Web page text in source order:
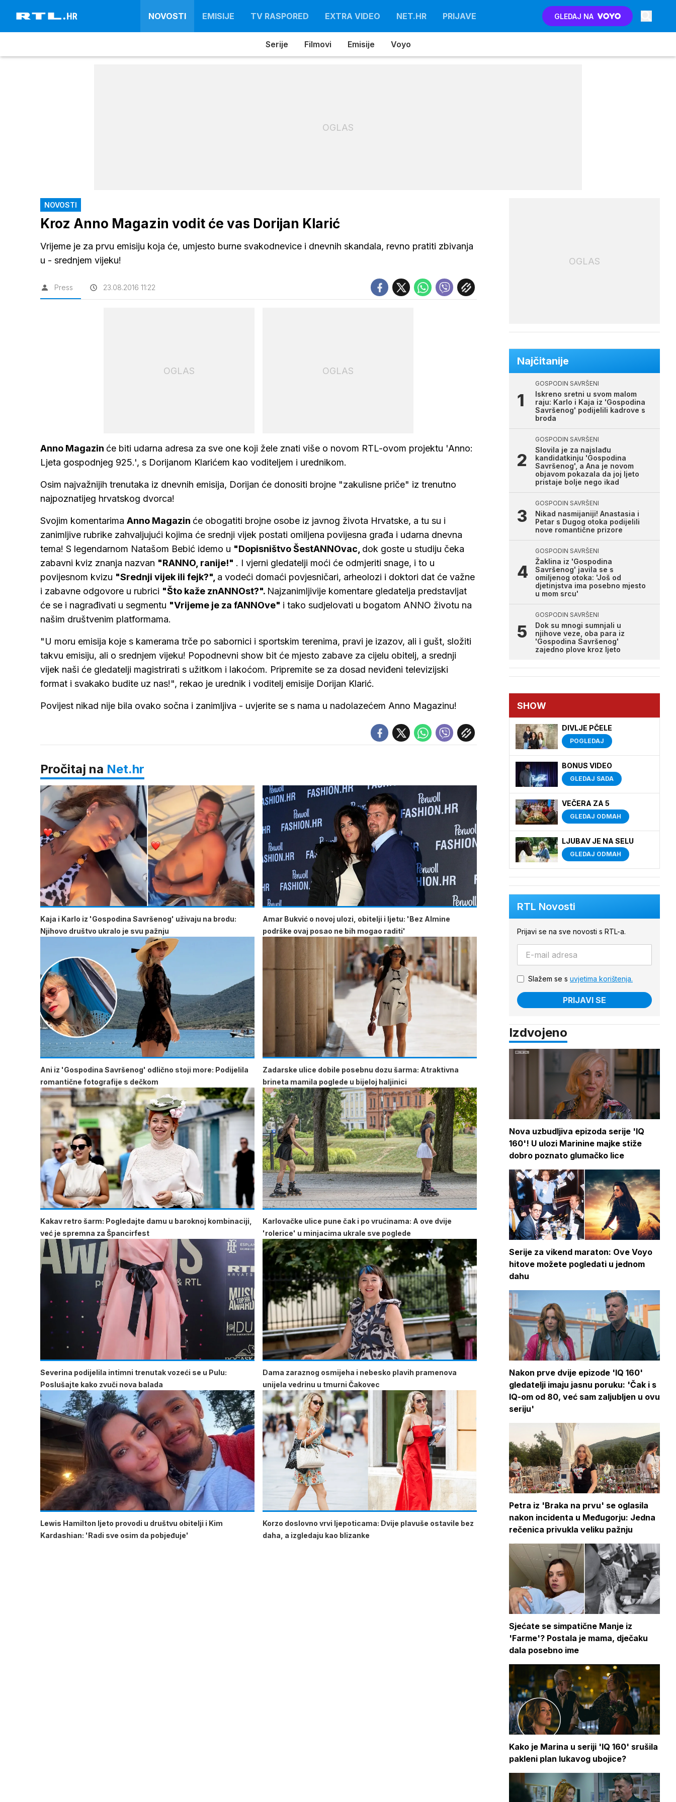
NOVOSTI EMISIJE TV RASPORED EXTRA VIDEO NET.HR PRIJAVE GLEDAJ NA
Serije Filmovi Emisije Voyo
OGLAS
NOVOSTI
Kroz Anno Magazin vodit će vas Dorijan Klarić
Vrijeme je za prvu emisiju koja će, umjesto burne svakodnevice i dnevnih skandala, revno pratiti zbivanja
u - srednjem vijeku!
Press 23.08.2016 11:22
OGLAS OGLAS
Anno Magazin će biti udarna adresa za sve one koji žele znati više o novom RTL-ovom projektu 'Anno:
Ljeta gospodnjeg 925.', s Dorijanom Klarićem kao voditeljem i urednikom.
Osim najvažnijih trenutaka iz dnevnih emisija, Dorijan će donositi brojne "zakulisne priče" iz trenutno
najpoznatijeg hrvatskog dvorca!
Svojim komentarima Anno Magazin će obogatiti brojne osobe iz javnog života Hrvatske, a tu su i
zanimljive rubrike zahvaljujući kojima će srednji vijek postati omiljena povijesna građa i udarna dnevna
tema! S legendarnom Natašom Bebić idemo u "Dopisništvo ŠestANNOvac, dok goste u studiju čeka
zabavni kviz znanja nazvan "RANNO, ranije!" . I vjerni gledatelji moći će odmjeriti snage, i to u
povijesnom kvizu "Srednji vijek ili fejk?", a vodeći domaći povjesničari, arheolozi i doktori dat će važne
i zabavne odgovore u rubrici "Što kaže znANNOst?". Najzanimljivije komentare gledatelja predstavljat
će se i nagrađivati u segmentu "Vrijeme je za fANNOve" i tako sudjelovati u bogatom ANNO životu na
našim društvenim platformama.
"U moru emisija koje s kamerama trče po sabornici i sportskim terenima, pravi je izazov, ali i gušt, složiti
takvu emisiju, ali o srednjem vijeku! Popodnevni show bit će mjesto zabave za cijelu obitelj, a srednji
vijek naši će gledatelji magistrirati s užitkom i lakoćom. Pripremite se za dosad neviđeni televizijski
format i svakako budite uz nas!", rekao je urednik i voditelj emisije Dorijan Klarić.
Povijest nikad nije bila ovako sočna i zanimljiva - uvjerite se s nama u nadolazećem Anno Magazinu!
Pročitaj na Net.hr
Kaja i Karlo iz 'Gospodina Savršenog' uživaju na brodu:
Njihovo društvo ukralo je svu pažnju
Amar Bukvić o novoj ulozi, obitelji i ljetu: 'Bez Almine
podrške ovaj posao ne bih mogao raditi'
Ani iz 'Gospodina Savršenog' odlično stoji more: Podijelila
romantične fotografije s dečkom
Zadarske ulice dobile posebnu dozu šarma: Atraktivna
brineta mamila poglede u bijeloj haljinici
Kakav retro šarm: Pogledajte damu u baroknoj kombinaciji,
već je spremna za Špancirfest
Karlovačke ulice pune čak i po vrućinama: A ove dvije
'rolerice' u minjacima ukrale sve poglede
Severina podijelila intimni trenutak vozeći se u Pulu:
Poslušajte kako zvuči nova balada
Dama zaraznog osmijeha i nebesko plavih pramenova
unijela vedrinu u tmurni Čakovec
Lewis Hamilton ljeto provodi u društvu obitelji i Kim
Kardashian: 'Radi sve osim da pobjeđuje'
Korzo doslovno vrvi ljepoticama: Dvije plavuše ostavile bez
daha, a izgledaju kao blizanke
OGLAS
Najčitanije
GOSPODIN SAVRŠENI
Iskreno sretni u svom malom
raju: Karlo i Kaja iz 'Gospodina
Savršenog' podijelili kadrove s
broda
GOSPODIN SAVRŠENI
Slovila je za najslađu
kandidatkinju 'Gospodina
Savršenog', a Ana je novom
objavom pokazala da joj ljeto
pristaje bolje nego ikad
GOSPODIN SAVRŠENI
Nikad nasmijaniji! Anastasia i
Petar s Dugog otoka podijelili
nove romantične prizore
GOSPODIN SAVRŠENI
Žaklina iz 'Gospodina
Savršenog' javila se s
omiljenog otoka: 'Još od
djetinjstva ima posebno mjesto
u mom srcu'
GOSPODIN SAVRŠENI
Dok su mnogi sumnjali u
njihove veze, oba para iz
'Gospodina Savršenog'
zajedno plove kroz ljeto
SHOW
DIVLJE PČELE
POGLEDAJ
BONUS VIDEO
GLEDAJ SADA
VEČERA ZA 5
GLEDAJ ODMAH
LJUBAV JE NA SELU
GLEDAJ ODMAH
RTL Novosti
Prijavi se na sve novosti s RTL-a.
Slažem se s uvjetima korištenja.
PRIJAVI SE
Izdvojeno
Nova uzbudljiva epizoda serije 'IQ
160'! U ulozi Marinine majke stiže
dobro poznato glumačko lice
Serije za vikend maraton: Ove Voyo
hitove možete pogledati u jednom
dahu
Nakon prve dvije epizode 'IQ 160'
gledatelji imaju jasnu poruku: 'Čak i s
IQ-om od 80, već sam zaljubljen u ovu
seriju'
Petra iz 'Braka na prvu' se oglasila
nakon incidenta u Međugorju: Jedna
rečenica privukla veliku pažnju
Sjećate se simpatične Manje iz
'Farme'? Postala je mama, dječaku
dala posebno ime
Kako je Marina u seriji 'IQ 160' srušila
pakleni plan lukavog ubojice?